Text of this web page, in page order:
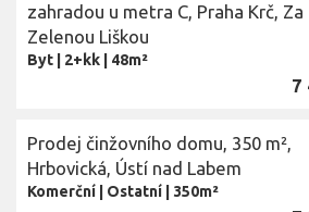
zahradou u metra C, Praha Krč, Za
Zelenou Liškou
Byt 2+kk 48m²
7
Prodej činžovního domu, 350 m²,
Hrbovická, Ústí nad Labem
Komerční Ostatní 350m²